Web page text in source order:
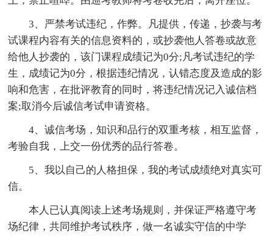
3、严禁考试违纪，作弊。凡提供，传递，抄袭与考
试课程内容有关的信息资料的，或抄袭他人答卷或故意
给他人抄袭的，该门课程成绩记为0分;凡考试违纪的学
生，成绩记为0分，根据违纪情况，认错态度及造成的影
响和危害，在批评教育的同时，将违纪情况记入诚信档
案;取消今后诚信考试申请资格。
4、诚信考场，知识和品行的双重考核，相互监督，
考验自我，上交一份优秀的品行答卷。
5、我以自己的人格担保，我的考试成绩绝对真实可
信。
本人已认真阅读上述考场规则，并保证严格遵守考
场纪律，共同维护考试秩序，做一名诚实守信的中学